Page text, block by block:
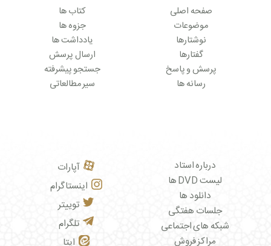
صفحه اصلی
موضوعات
نوشتارها
گفتارها
پرسش و پاسخ
رسانه ها
کتاب ها
جزوه ها
یادداشت ها
ارسال پرسش
جستجو پیشرفته
سیر مطالعاتی
درباره استاد
لیست DVD ها
دانلود ها
جلسات هفتگی
شبکه های اجتماعی
مراکز فروش
آپارات
اینستاگرام
توییتر
تلگرام
ایتا